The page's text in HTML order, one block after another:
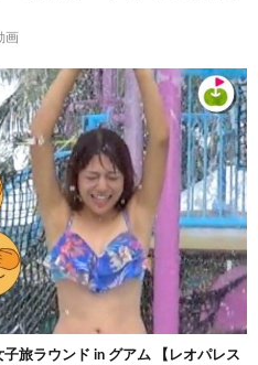
画
旅ラウンド in グアム 【レオパレス